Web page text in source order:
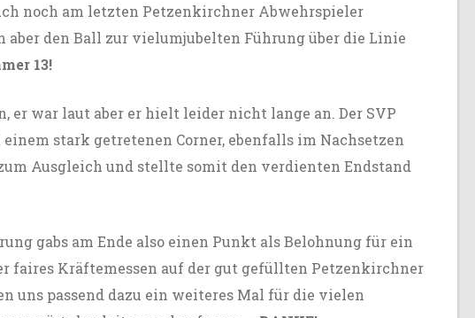
noch am letzten Petzenkirchner Abwehrspieler
aber den Ball zur vielumjubelten Führung über die Linie
13!
er war laut aber er hielt leider nicht lange an. Der SVP
stark getretenen Corner, ebenfalls im Nachsetzen
Ausgleich und stellte somit den verdienten Endstand
gabs am Ende also einen Punkt als Belohnung für ein
faires Kräftemessen auf der gut gefüllten Petzenkirchner
uns passend dazu ein weiteres Mal für die vielen